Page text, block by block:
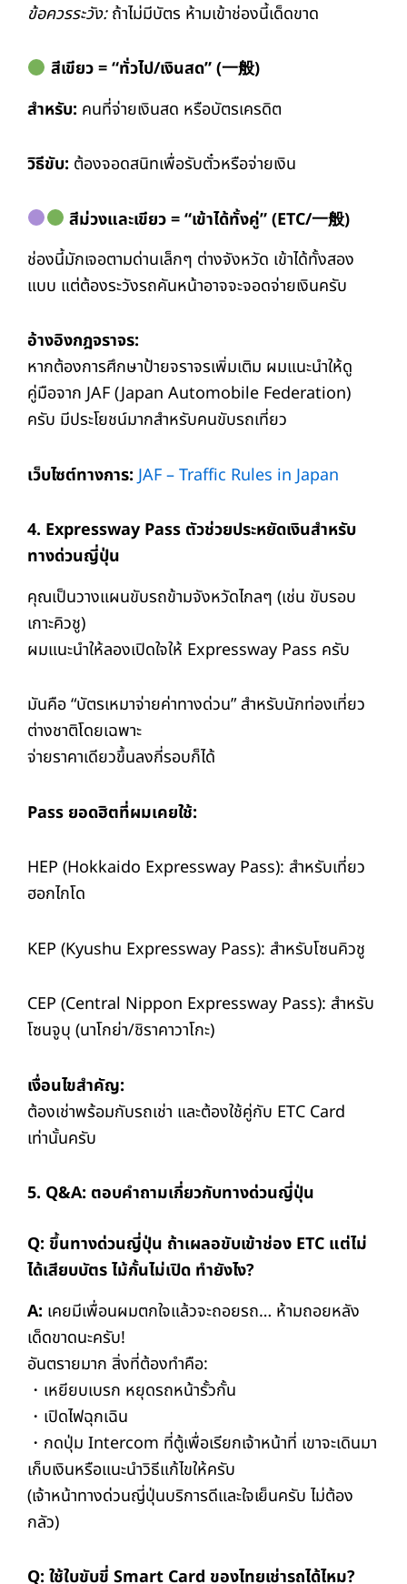
ข้อควรระวัง:ถ้าไม่มีบัตร ห้ามเข้าช่องนี้เด็ดขาด
สีเขียว = “ทั่วไป/เงินสด” (一般)
สำหรับ: คนที่จ่ายเงินสด หรือบัตรเครดิต
วิธีขับ: ต้องจอดสนิทเพื่อรับตั๋วหรือจ่ายเงิน
สีม่วงและเขียว = “เข้าได้ทั้งคู่” (ETC/一般)
ช่องนี้มักเจอตามด่านเล็กๆ ต่างจังหวัด เข้าได้ทั้งสอง
แบบ แต่ต้องระวังรถคันหน้าอาจจะจอดจ่ายเงินครับ
อ้างอิงกฎจราจร:
หากต้องการศึกษาป้ายจราจรเพิ่มเติม ผมแนะนำให้ดู
คู่มือจาก JAF (Japan Automobile Federation)
ครับ มีประโยชน์มากสำหรับคนขับรถเที่ยว
เว็บไซต์ทางการ: JAF – Traffic Rules in Japan
4. Expressway Pass ตัวช่วยประหยัดเงินสำหรับ
ทางด่วนญี่ปุ่น
คุณเป็นวางแผนขับรถข้ามจังหวัดไกลๆ (เช่น ขับรอบ
เกาะคิวชู)
ผมแนะนำให้ลองเปิดใจให้ Expressway Pass ครับ
มันคือ “บัตรเหมาจ่ายค่าทางด่วน” สำหรับนักท่องเที่ยว
ต่างชาติโดยเฉพาะ
จ่ายราคาเดียวขึ้นลงกี่รอบก็ได้
Pass ยอดฮิตที่ผมเคยใช้:
HEP (Hokkaido Expressway Pass): สำหรับเที่ยว
ฮอกไกโด
KEP (Kyushu Expressway Pass): สำหรับโซนคิวชู
CEP (Central Nippon Expressway Pass): สำหรับ
โซนจูบุ (นาโกย่า/ชิราคาวาโกะ)
เงื่อนไขสำคัญ:
ต้องเช่าพร้อมกับรถเช่า และต้องใช้คู่กับ ETC Card
เท่านั้นครับ
5. Q&A: ตอบคำถามเกี่ยวกับทางด่วนญี่ปุ่น
Q: ขึ้นทางด่วนญี่ปุ่น ถ้าเผลอขับเข้าช่อง ETC แต่ไม่
ได้เสียบบัตร ไม้กั้นไม่เปิด ทำยังไง?
A: เคยมีเพื่อนผมตกใจแล้วจะถอยรถ… ห้ามถอยหลัง
เด็ดขาดนะครับ!
อันตรายมาก สิ่งที่ต้องทำคือ:
・เหยียบเบรก หยุดรถหน้ารั้วกั้น
・เปิดไฟฉุกเฉิน
・กดปุ่ม Intercom ที่ตู้เพื่อเรียกเจ้าหน้าที่ เขาจะเดินมา
เก็บเงินหรือแนะนำวิธีแก้ไขให้ครับ
(เจ้าหน้าทางด่วนญี่ปุ่นบริการดีและใจเย็นครับ ไม่ต้อง
กลัว)
Q: ใช้ใบขับขี่ Smart Card ของไทยเช่ารถได้ไหม?